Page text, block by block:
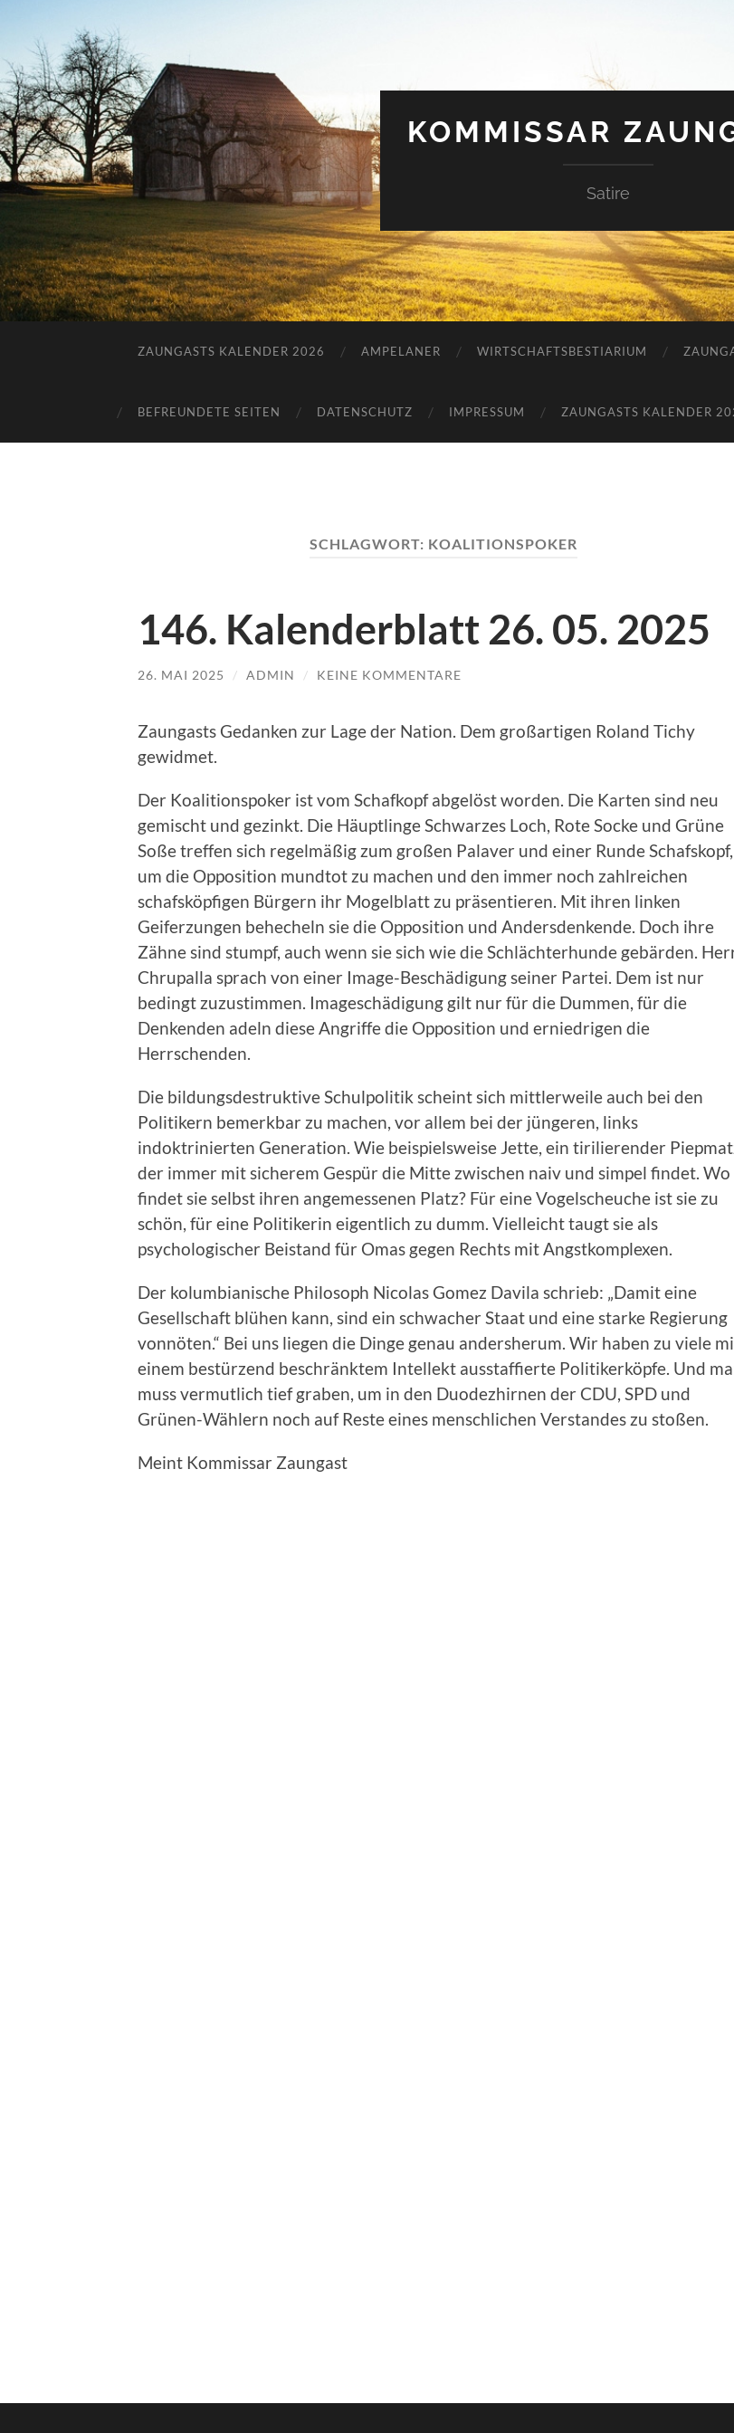
KOMMISSAR
Satire
ZAUNGASTS KALENDER 2026 AMPELANER WIRTSCHAFTSBESTIARIUM
BEFREUNDETE SEITEN DATENSCHUTZ IMPRESSUM ZAUNGASTS KALENDER
SCHLAGWORT: KOALITIONSPOKER
146. Kalenderblatt 26. 05. 2025
26. MAI 2025 / ADMIN / KEINE KOMMENTARE
Zaungasts Gedanken zur Lage der Nation. Dem großartigen Roland Tichy
gewidmet.
Der Koalitionspoker ist vom Schafkopf abgelöst worden. Die Karten sind neu
gemischt und gezinkt. Die Häuptlinge Schwarzes Loch, Rote Socke und Grüne
Soße treffen sich regelmäßig zum großen Palaver und einer Runde Schafskopf,
um die Opposition mundtot zu machen und den immer noch zahlreichen
schafsköpfigen Bürgern ihr Mogelblatt zu präsentieren. Mit ihren linken
Geiferzungen behecheln sie die Opposition und Andersdenkende. Doch ihre
Zähne sind stumpf, auch wenn sie sich wie die Schlächterhunde gebärden.
Chrupalla sprach von einer Image-Beschädigung seiner Partei. Dem ist nur
bedingt zuzustimmen. Imageschädigung gilt nur für die Dummen, für die
Denkenden adeln diese Angriffe die Opposition und erniedrigen die
Herrschenden.
Die bildungsdestruktive Schulpolitik scheint sich mittlerweile auch bei den
Politikern bemerkbar zu machen, vor allem bei der jüngeren, links
indoktrinierten Generation. Wie beispielsweise Jette, ein tirilierender
der immer mit sicherem Gespür die Mitte zwischen naiv und simpel findet. Wo
findet sie selbst ihren angemessenen Platz? Für eine Vogelscheuche ist sie zu
schön, für eine Politikerin eigentlich zu dumm. Vielleicht taugt sie als
psychologischer Beistand für Omas gegen Rechts mit Angstkomplexen.
Der kolumbianische Philosoph Nicolas Gomez Davila schrieb: „Damit eine
Gesellschaft blühen kann, sind ein schwacher Staat und eine starke Regierung
vonnöten.“ Bei uns liegen die Dinge genau andersherum. Wir haben zu viele
einem bestürzend beschränktem Intellekt ausstaffierte Politikerköpfe. Und
muss vermutlich tief graben, um in den Duodezhirnen der CDU, SPD und
Grünen-Wählern noch auf Reste eines menschlichen Verstandes zu stoßen.
Meint Kommissar Zaungast